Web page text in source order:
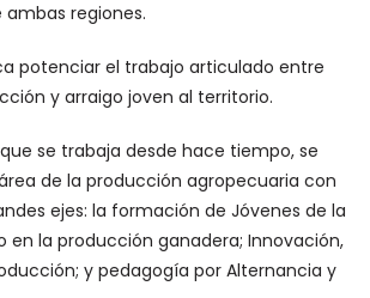
regiones.
potenciar el trabajo articulado entre
y arraigo joven al territorio.
se trabaja desde hace tiempo, se
de la producción agropecuaria con
ejes: la formación de Jóvenes de la
en la producción ganadera; Innovación,
y pedagogía por Alternancia y